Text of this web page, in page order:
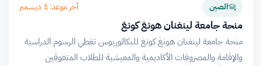
الصين آخر موعد: 1 ديسمبر
منحة جامعة لينغنان هونغ كونغ
منحة جامعة لينغنان هونغ كونغ للبكالوريوس تغطي الرسوم الدراسية
والإقامة والمصروفات الأكاديمية والمعيشية للطلاب المتفوقين